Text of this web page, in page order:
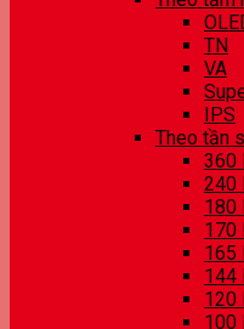
TN
VA
IPS
Theo tần
360
240
180
170
165
144
120
100